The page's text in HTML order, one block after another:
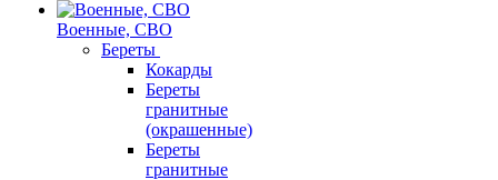
Военные, СВО
Береты
Кокарды
Береты
гранитные
(окрашенные)
Береты
гранитные